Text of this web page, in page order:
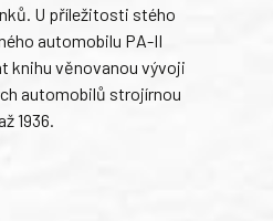
U příležitosti stého
automobilu PA-II
knihu věnovanou vývoji
automobilů strojírnou
1936.